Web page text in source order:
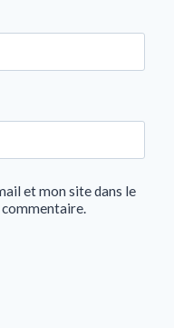
et mon site dans le